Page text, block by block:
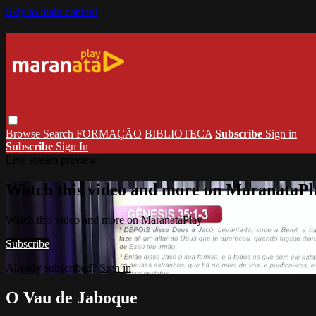
Skip to main content
Browse Search FORMAÇÃO BIBLIOTECA Subscribe Sign in
Subscribe Sign In
Watch this video and more on
Watch this video and more on MaranataPlay
Subscribe
Already subscribed? Sign in
O Vau de Jaboque